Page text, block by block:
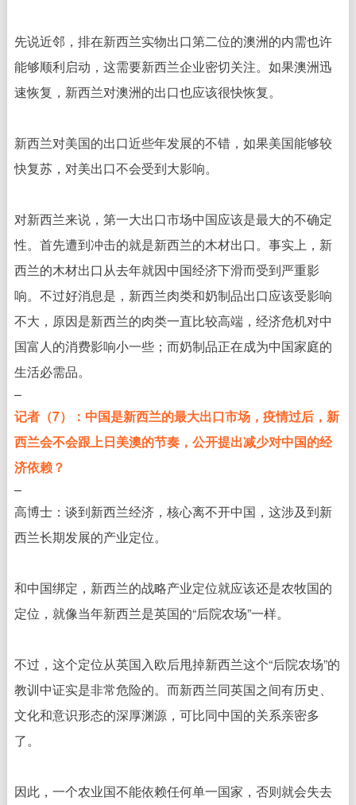
先说近邻，排在新西兰实物出口第二位的澳洲的内需也许
能够顺利启动，这需要新西兰企业密切关注。如果澳洲迅
速恢复，新西兰对澳洲的出口也应该很快恢复。
新西兰对美国的出口近些年发展的不错，如果美国能够较
快复苏，对美出口不会受到大影响。
对新西兰来说， 第一大出口市场中国应该是最大的不确定
性。首先遭到冲击的就是新西兰的木材出口。事实上，新
西兰的木材出口从去年就因中国经济下滑而受到严重影
响。不过好消息是，新西兰肉类和奶制品出口应该受影响
不大，原因是新西兰的肉类一直比较高端，经济危机对中
国富人的消费影响小一些；而奶制品正在成为中国家庭的
生活必需品。
–
记者（7）：中国是新西兰的最大出口市场，疫情过后，新
西兰会不会跟上日美澳的节奏，公开提出减少对中国的经
济依赖？
–
高博士：谈到新西兰经济，核心离不开中国，这涉及到新
西兰长期发展的产业定位。
和中国绑定，新西兰的战略产业定位就应该还是农牧国的
定位，就像当年新西兰是英国的“后院农场”一样。
不过，这个定位从英国入欧后甩掉新西兰这个“后院农场”的
教训中证实是非常危险的。而新西兰同英国之间有历史、
文化和意识形态的深厚渊源，可比同中国的关系亲密多
了。
因此，一个农业国不能依赖任何单一国家，否则就会失去